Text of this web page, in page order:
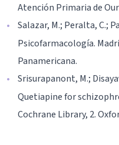
Atención Primaria de
Salazar, M.; Peralta, C.;
Psicofarmacología.
Panamericana.
Srisurapanont, M.;
Quetiapine for
Cochrane Library, 2.